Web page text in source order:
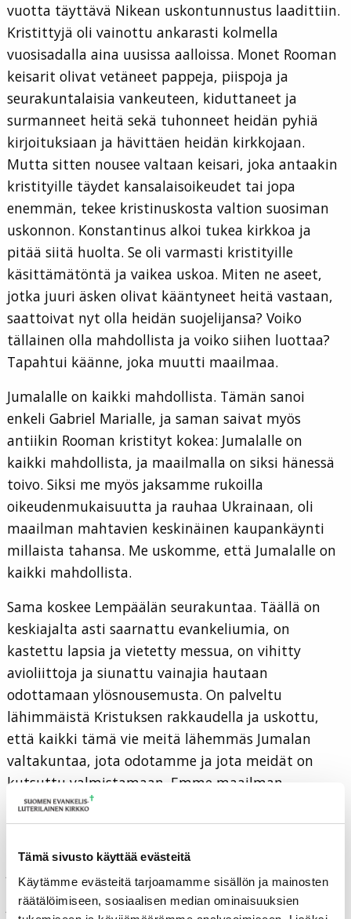
Tämä sivusto käyttää evästeitä
Käytämme evästeitä tarjoamamme sisällön ja mainosten
räätälöimiseen, sosiaalisen median ominaisuuksien
vuotta täyttävä Nikean uskontunnustus laadittiin.
Kristittyjä oli vainottu ankarasti kolmella
vuosisadalla aina uusissa aalloissa. Monet Rooman
keisarit olivat vetäneet pappeja, piispoja ja
seurakuntalaisia vankeuteen, kiduttaneet ja
surmanneet heitä sekä tuhonneet heidän pyhiä
kirjoituksiaan ja hävittäen heidän kirkkojaan.
Mutta sitten nousee valtaan keisari, joka antaakin
kristityille täydet kansalaisoikeudet tai jopa
enemmän, tekee kristinuskosta valtion suosiman
uskonnon. Konstantinus alkoi tukea kirkkoa ja
pitää siitä huolta. Se oli varmasti kristityille
käsittämätöntä ja vaikea uskoa. Miten ne aseet,
jotka juuri äsken olivat kääntyneet heitä vastaan,
saattoivat nyt olla heidän suojelijansa? Voiko
tällainen olla mahdollista ja voiko siihen luottaa?
Tapahtui käänne, joka muutti maailmaa.
Jumalalle on kaikki mahdollista. Tämän sanoi
enkeli Gabriel Marialle, ja saman saivat myös
antiikin Rooman kristityt kokea: Jumalalle on
kaikki mahdollista, ja maailmalla on siksi hänessä
toivo. Siksi me myös jaksamme rukoilla
oikeudenmukaisuutta ja rauhaa Ukrainaan, oli
maailman mahtavien keskinäinen kaupankäynti
millaista tahansa. Me uskomme, että Jumalalle on
kaikki mahdollista.
Sama koskee Lempäälän seurakuntaa. Täällä on
keskiajalta asti saarnattu evankeliumia, on
kastettu lapsia ja vietetty messua, on vihitty
avioliittoja ja siunattu vainajia hautaan
odottamaan ylösnousemusta. On palveltu
lähimmäistä Kristuksen rakkaudella ja uskottu,
että kaikki tämä vie meitä lähemmäs Jumalan
valtakuntaa, jota odotamme ja jota meidät on
kutsuttu valmistamaan. Emme maailman
ongelmien edessä vaivu epätoivoon, vaikka suuret
uhat leijuisivat ilmassa tai ilmastossa – me
uskomme tulevaisuuteen, koska uskomme
Jumala teki nuoren Marian elämässä ihmeen, otti